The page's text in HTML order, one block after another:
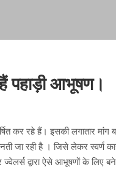
पहाड़ी आभूषण।
कर रहे हैं। इसकी लगातार मांग
जा रही है । जिसे लेकर स्वर्ण
ज्वेलर्स द्वारा ऐसे आभूषणों के लिए